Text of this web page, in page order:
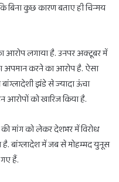
बिना कुछ कारण बताए ही चिन्मय
आरोप लगाया है. उनपर अक्टूबर में
अपमान करने का आरोप है. ऐसा
बांग्लादेशी झंडे से ज्यादा ऊंचा
आरोपों को खारिज किया है.
की मांग को लेकर देशभर में विरोध
है. बांग्लादेश में जब से मोहम्मद युनूस
हैं.